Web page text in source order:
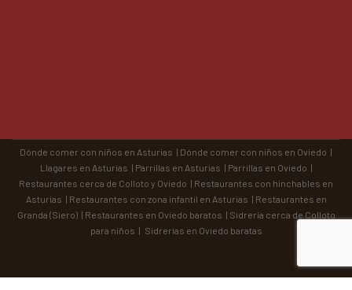
Dónde comer con niños en Asturias | Dónde comer con niños en Oviedo |
Llagares en Asturias | Parrillas en Asturias | Parrillas en Oviedo |
Restaurantes cerca de Colloto y Oviedo | Restaurantes con hinchables en
Asturias | Restaurantes con zona infantil en Asturias | Restaurantes en
Granda (Siero) | Restaurantes en Oviedo baratos | Sidrería cerca de Colloto
para niños | Sidrerías en Oviedo baratas